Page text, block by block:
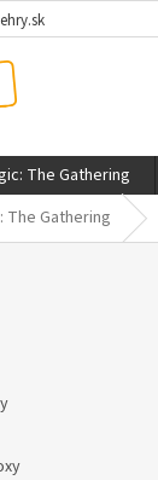
The Gathering
The Gathering